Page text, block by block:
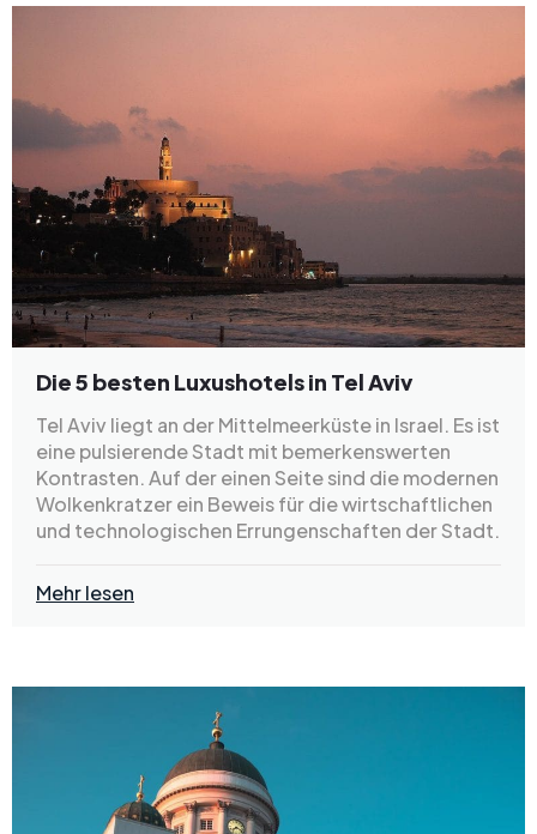
Die 5 besten Luxushotels in Tel Aviv
Tel Aviv liegt an der Mittelmeerküste in Israel. Es ist
eine pulsierende Stadt mit bemerkenswerten
Kontrasten. Auf der einen Seite sind die modernen
Wolkenkratzer ein Beweis für die wirtschaftlichen
und technologischen Errungenschaften der Stadt.
Mehr lesen